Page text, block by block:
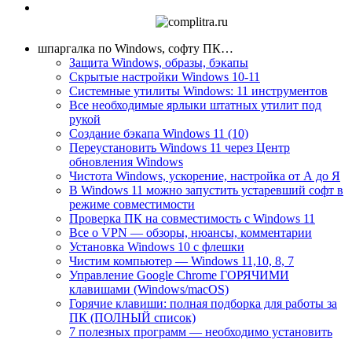
шпаргалка по Windows, софту ПК…
Защита Windows, образы, бэкапы
Скрытые настройки Windows 10-11
Системные утилиты Windows: 11 инструментов
Все необходимые ярлыки штатных утилит под
рукой
Создание бэкапа Windows 11 (10)
Переустановить Windows 11 через Центр
обновления Windows
Чистота Windows, ускорение, настройка от А до Я
В Windows 11 можно запустить устаревший софт в
режиме совместимости
Проверка ПК на совместимость с Windows 11
Все о VPN — обзоры, нюансы, комментарии
Установка Windows 10 с флешки
Чистим компьютер — Windows 11,10, 8, 7
Управление Google Chrome ГОРЯЧИМИ
клавишами (Windows/macOS)
Горячие клавиши: полная подборка для работы за
ПК (ПОЛНЫЙ список)
7 полезных программ — необходимо установить